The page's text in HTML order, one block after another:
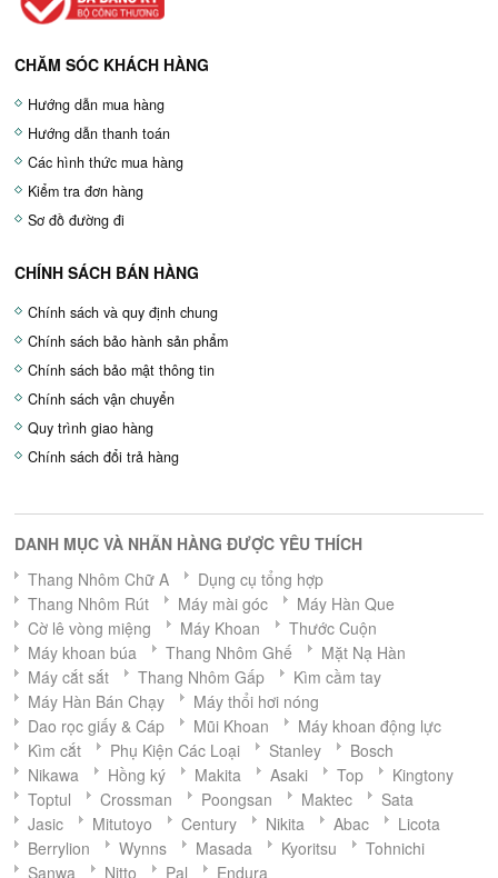
CHĂM SÓC KHÁCH HÀNG
Hướng dẫn mua hàng
Hướng dẫn thanh toán
Các hình thức mua hàng
Kiểm tra đơn hàng
Sơ đồ đường đi
CHÍNH SÁCH BÁN HÀNG
Chính sách và quy định chung
Chính sách bảo hành sản phẩm
Chính sách bảo mật thông tin
Chính sách vận chuyển
Quy trình giao hàng
Chính sách đổi trả hàng
DANH MỤC VÀ NHÃN HÀNG ĐƯỢC YÊU THÍCH
Thang Nhôm Chữ A
Dụng cụ tổng hợp
Thang Nhôm Rút
Máy mài góc
Máy Hàn Que
Cờ lê vòng miệng
Máy Khoan
Thước Cuộn
Máy khoan búa
Thang Nhôm Ghế
Mặt Nạ Hàn
Máy cắt sắt
Thang Nhôm Gấp
Kìm cầm tay
Máy Hàn Bán Chạy
Máy thổi hơi nóng
Dao rọc giấy & Cáp
Mũi Khoan
Máy khoan động lực
Kìm cắt
Phụ Kiện Các Loại Stanley
Bosch
Nikawa
Hồng ký Makita Asaki Top
Kingtony
Toptul
Crossman Poongsan Maktec
Sata
Jasic
Mitutoyo Century Nikita Abac
Licota
Berrylion
Wynns Masada Kyoritsu
Tohnichi
Sanwa
Nitto Pal Endura